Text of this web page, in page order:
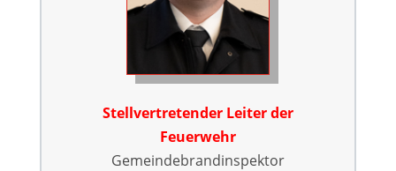
Stellvertretender Leiter der
Feuerwehr
Gemeindebrandinspektor